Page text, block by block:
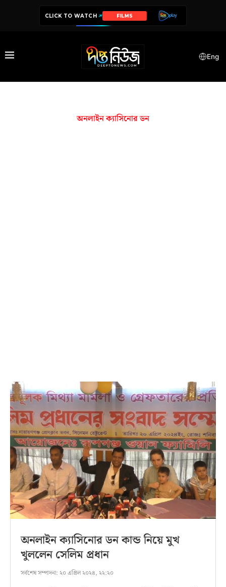
CLICK TO WATCH FILMS
Eng
অনলাইন ক্যাসিনোর ডন
অনলাইন ক্যাসিনোর ডন কান্ড নিয়ে মুখ
খুললেন সেলিম প্রধান
সর্বশেষ সম্পাদনা: ২০ এপ্রিল ২০২৪, ২২:২০